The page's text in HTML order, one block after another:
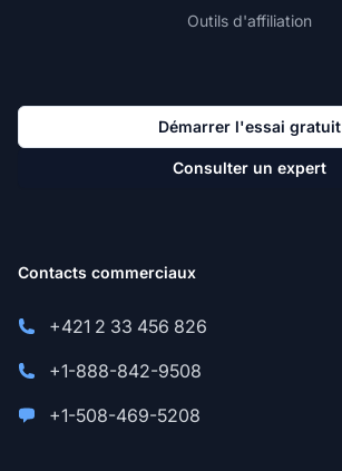
Outils d'affiliation
Démarrer l'essai gratuit
Consulter un expert
Contacts commerciaux
+421 2 33 456 826
+1-888-842-9508
+1-508-469-5208